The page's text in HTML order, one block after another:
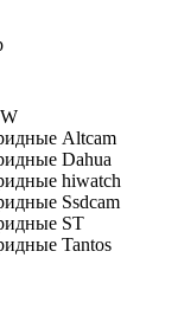
Altcam
Dahua
hiwatch
Ssdcam
ST
Tantos